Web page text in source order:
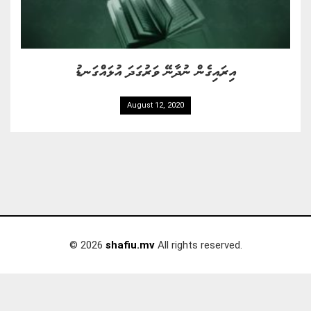
އިރައިގެން ނުދާނޭ ވަރުގަދަ އުޅައްގަނޑު
August 12, 2020
© 2026 shafiu.mvAll rights reserved.